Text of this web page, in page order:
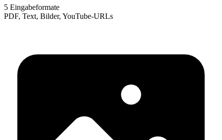
5 Eingabeformate
PDF, Text, Bilder, YouTube-URLs